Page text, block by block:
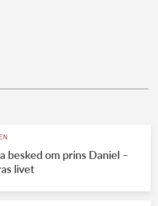
besked om prins Daniel –
livet